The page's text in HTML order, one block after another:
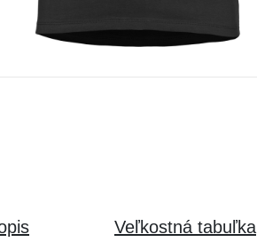
Veľkostná tabuľka